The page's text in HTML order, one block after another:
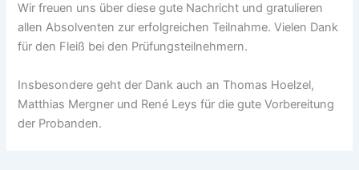
Wir freuen uns über diese gute Nachricht und gratulieren
allen Absolventen zur erfolgreichen Teilnahme. Vielen Dank
für den Fleiß bei den Prüfungsteilnehmern.
Insbesondere geht der Dank auch an Thomas Hoelzel,
Matthias Mergner und René Leys für die gute Vorbereitung
der Probanden.